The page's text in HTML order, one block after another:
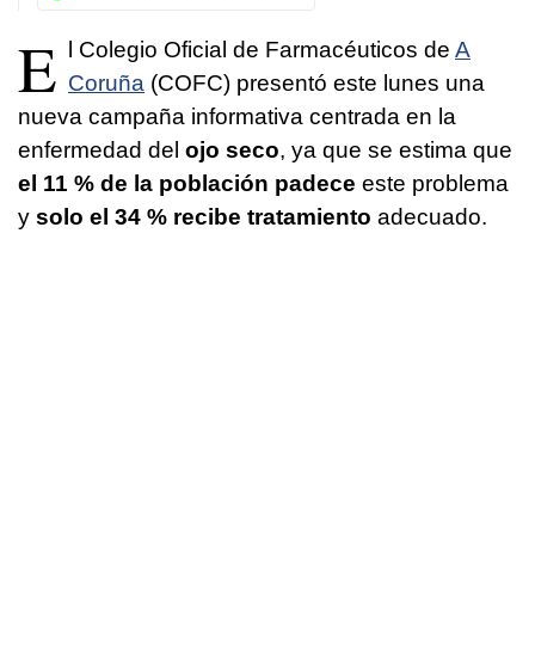
E l Colegio Oficial de Farmacéuticos de A
Coruña (COFC) presentó este lunes una
nueva campaña informativa centrada en la
enfermedad del ojo seco, ya que se estima que
el 11 % de la población padece este problema
y solo el 34 % recibe tratamiento adecuado.